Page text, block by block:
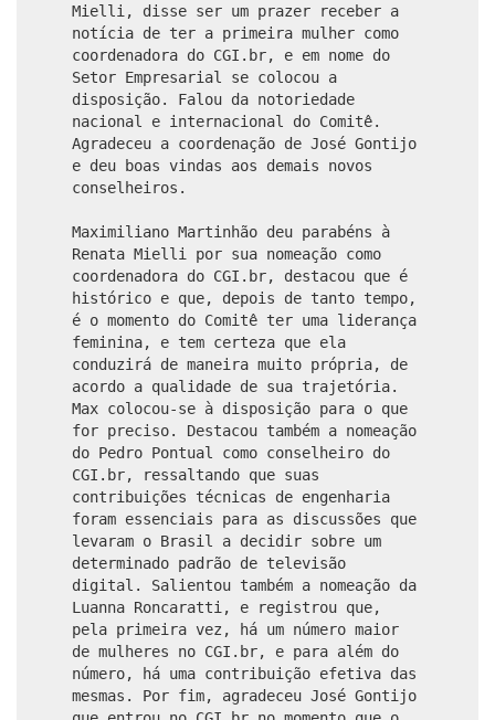
Mielli, disse ser um prazer receber a
notícia de ter a primeira mulher como
coordenadora do CGI.br, e em nome do
Setor Empresarial se colocou a
disposição. Falou da notoriedade
nacional e internacional do Comitê.
Agradeceu a coordenação de José Gontijo
e deu boas vindas aos demais novos
conselheiros.
Maximiliano Martinhão deu parabéns à
Renata Mielli por sua nomeação como
coordenadora do CGI.br, destacou que é
histórico e que, depois de tanto tempo,
é o momento do Comitê ter uma liderança
feminina, e tem certeza que ela
conduzirá de maneira muito própria, de
acordo a qualidade de sua trajetória.
Max colocou-se à disposição para o que
for preciso. Destacou também a nomeação
do Pedro Pontual como conselheiro do
CGI.br, ressaltando que suas
contribuições técnicas de engenharia
foram essenciais para as discussões que
levaram o Brasil a decidir sobre um
determinado padrão de televisão
digital. Salientou também a nomeação da
Luanna Roncaratti, e registrou que,
pela primeira vez, há um número maior
de mulheres no CGI.br, e para além do
número, há uma contribuição efetiva das
mesmas. Por fim, agradeceu José Gontijo